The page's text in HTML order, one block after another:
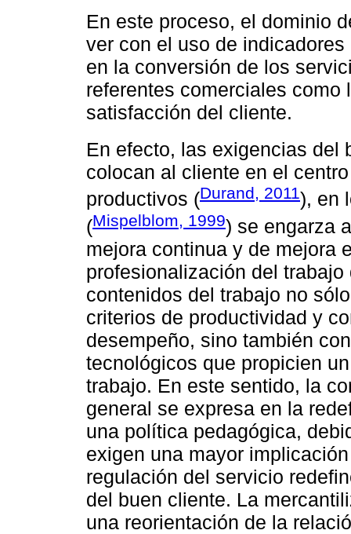
En este proceso, el dominio
ver con el uso de
en la conversión de los
referentes comerciales
satisfacción del cliente.
En efecto, las exigencias del
colocan al cliente en el
productivos (Durand, 2011), en
(Mispelblom, 1999) se engarza
mejora continua y de mejora
profesionalización del
contenidos del trabajo no
criterios de productividad y
desempeño, sino también
tecnológicos que propicien
trabajo. En este sentido, la
general se expresa en la
una política pedagógica,
exigen una mayor
regulación del servicio
del buen cliente. La
una reorientación de la